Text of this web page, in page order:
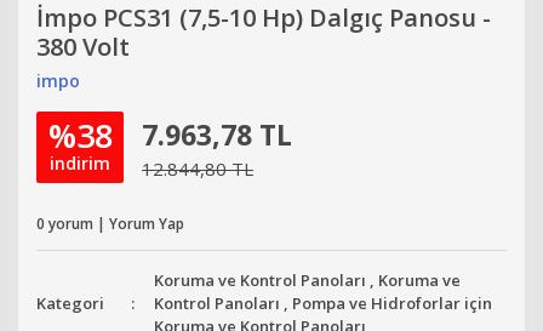
İmpo PCS31 (7,5-10 Hp) Dalgıç Panosu -
380 Volt
impo
%38
indirim
7.963,78 TL
12.844,80 TL
0 yorum | Yorum Yap
Kategori
Koruma ve Kontrol Panoları , Koruma ve
Kontrol Panoları , Pompa ve Hidroforlar için
Koruma ve Kontrol Panoları